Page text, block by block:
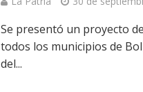
Se presentó un proyecto
todos los municipios de
del...